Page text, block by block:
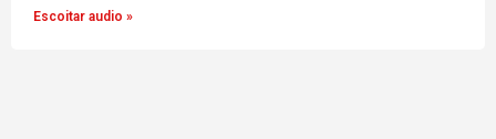
Escoitar audio »